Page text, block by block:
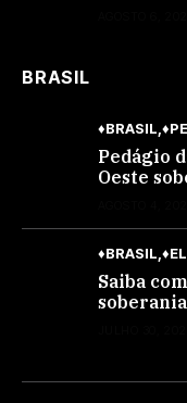
BRASIL
♦BRASIL
Pedágio
Oeste
♦BRASIL
Saiba